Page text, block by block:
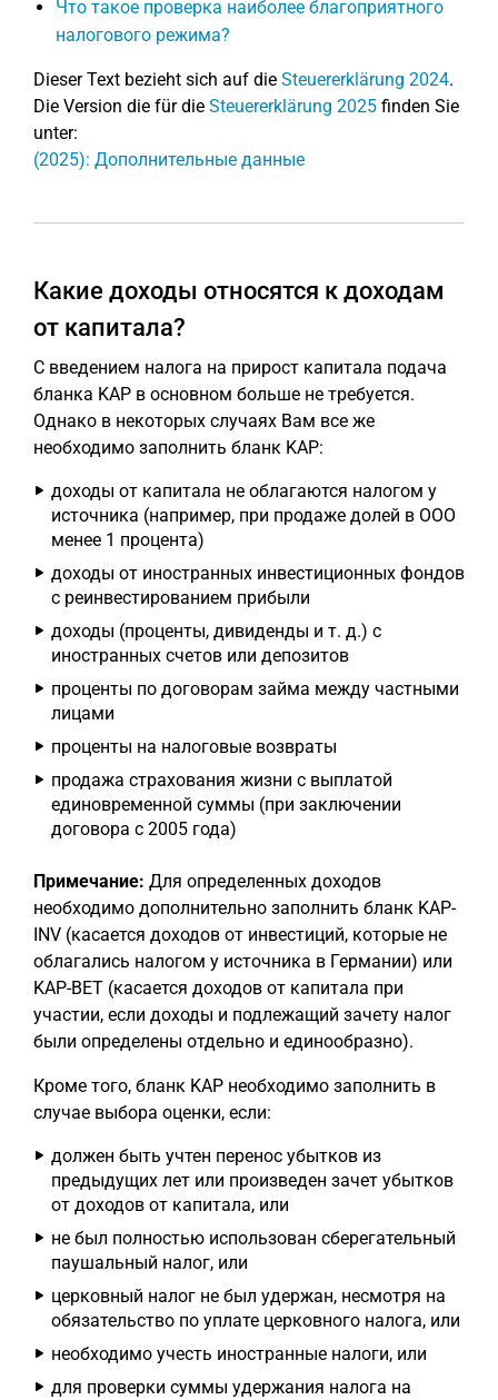
Что такое проверка наиболее благоприятного
налогового режима?
Dieser Text bezieht sich auf die Steuererklärung 2024.
Die Version die für die Steuererklärung 2025 finden Sie
unter:
(2025): Дополнительные данные
Какие доходы относятся к доходам
от капитала?
С введением налога на прирост капитала подача
бланка KAP в основном больше не требуется.
Однако в некоторых случаях Вам все же
необходимо заполнить бланк KAP:
доходы от капитала не облагаются налогом у
источника (например, при продаже долей в ООО
менее 1 процента)
доходы от иностранных инвестиционных фондов
с реинвестированием прибыли
доходы (проценты, дивиденды и т. д.) с
иностранных счетов или депозитов
проценты по договорам займа между частными
лицами
проценты на налоговые возвраты
продажа страхования жизни с выплатой
единовременной суммы (при заключении
договора с 2005 года)
Примечание: Для определенных доходов
необходимо дополнительно заполнить бланк KAP-
INV (касается доходов от инвестиций, которые не
облагались налогом у источника в Германии) или
KAP-BET (касается доходов от капитала при
участии, если доходы и подлежащий зачету налог
были определены отдельно и единообразно).
Кроме того, бланк KAP необходимо заполнить в
случае выбора оценки, если:
должен быть учтен перенос убытков из
предыдущих лет или произведен зачет убытков
от доходов от капитала, или
не был полностью использован сберегательный
паушальный налог, или
церковный налог не был удержан, несмотря на
обязательство по уплате церковного налога, или
необходимо учесть иностранные налоги, или
для проверки суммы удержания налога на